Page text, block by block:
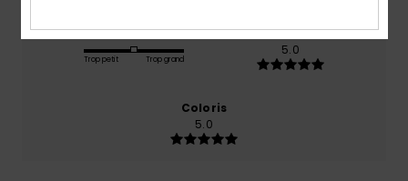
Taille
Trop petit Trop grand
Matière
5.0
Coloris
5.0